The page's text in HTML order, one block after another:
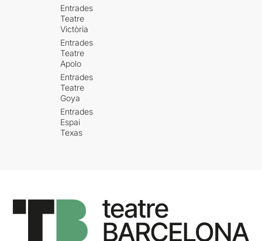
Entrades
Teatre
Victòria
Entrades
Teatre
Apolo
Entrades
Teatre
Goya
Entrades
Espai
Texas